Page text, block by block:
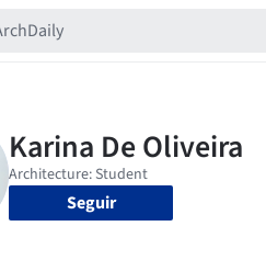
Seguir